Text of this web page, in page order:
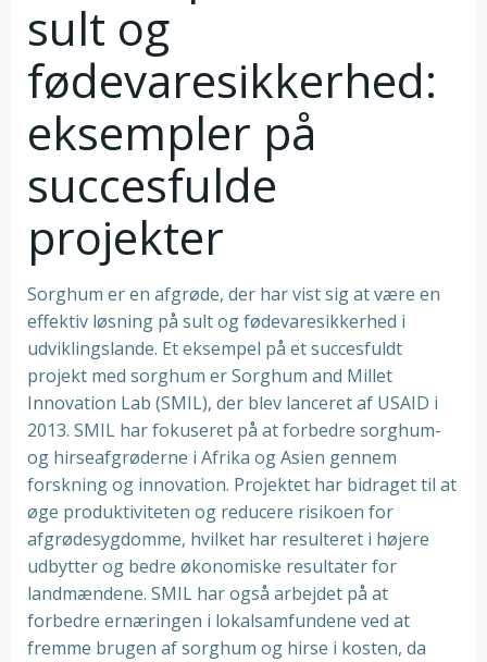
sult og
fødevaresikkerhed:
eksempler på
succesfulde
projekter
Sorghum er en afgrøde, der har vist sig at være en
effektiv løsning på sult og fødevaresikkerhed i
udviklingslande. Et eksempel på et succesfuldt
projekt med sorghum er Sorghum and Millet
Innovation Lab (SMIL), der blev lanceret af USAID i
2013. SMIL har fokuseret på at forbedre sorghum-
og hirseafgrøderne i Afrika og Asien gennem
forskning og innovation. Projektet har bidraget til at
øge produktiviteten og reducere risikoen for
afgrødesygdomme, hvilket har resulteret i højere
udbytter og bedre økonomiske resultater for
landmændene. SMIL har også arbejdet på at
forbedre ernæringen i lokalsamfundene ved at
fremme brugen af sorghum og hirse i kosten, da